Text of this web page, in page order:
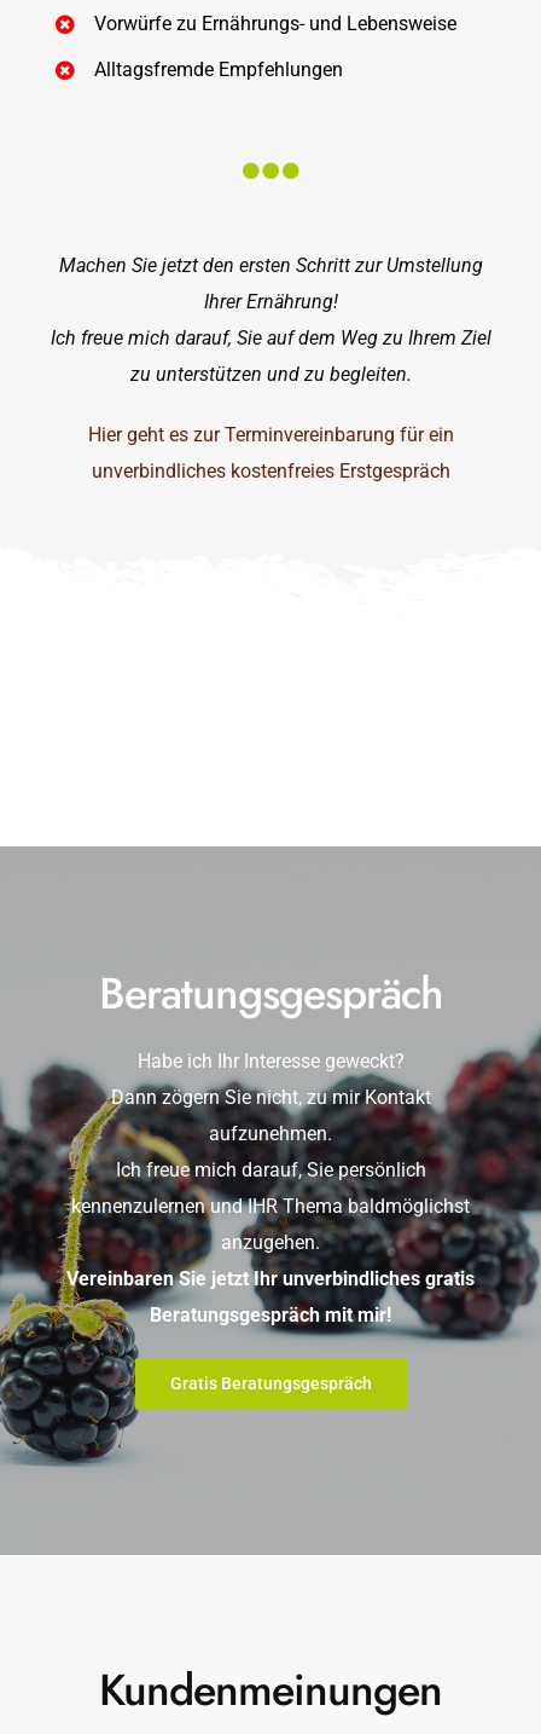
Vorwürfe zu Ernährungs- und Lebensweise
Alltagsfremde Empfehlungen
Machen Sie jetzt den ersten Schritt zur Umstellung
Ihrer Ernährung!
Ich freue mich darauf, Sie auf dem Weg zu Ihrem Ziel
zu unterstützen und zu begleiten.
Hier geht es zur Terminvereinbarung für ein
unverbindliches kostenfreies Erstgespräch
Beratungsgespräch
Habe ich Ihr Interesse geweckt?
Dann zögern Sie nicht, zu mir Kontakt
aufzunehmen.
Ich freue mich darauf, Sie persönlich
kennenzulernen und IHR Thema baldmöglichst
anzugehen.
Vereinbaren Sie jetzt Ihr unverbindliches gratis
Beratungsgespräch mit mir!
Gratis Beratungsgespräch
Kundenmeinungen